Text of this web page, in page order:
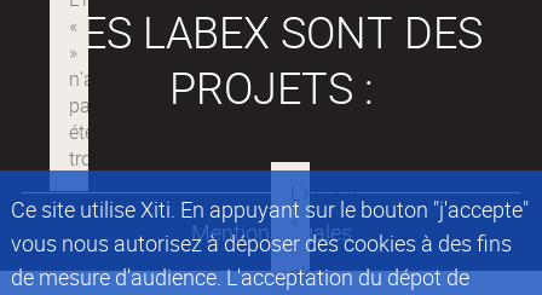
Ce site utilise Xiti. En appuyant sur le bouton "j'accepte"
vous nous autorisez à déposer des cookies à des fins
de mesure d'audience. L'acceptation du dépot de
LES LABEX SONT DES
PROJETS :
Mentions légales